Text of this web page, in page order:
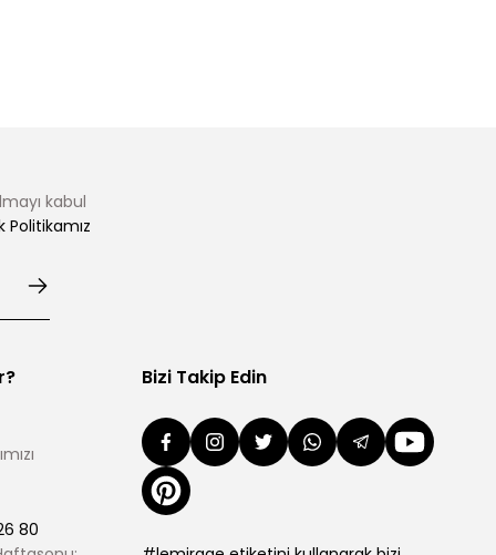
kabul
Politikamız
80
Bizi Takip Edin